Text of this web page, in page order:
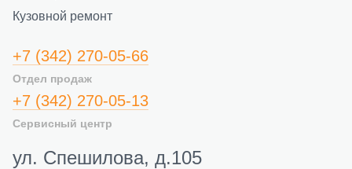
Кузовной ремонт
+7 (342) 270-05-66
Отдел продаж
+7 (342) 270-05-13
Сервисный центр
ул. Спешилова, д.105